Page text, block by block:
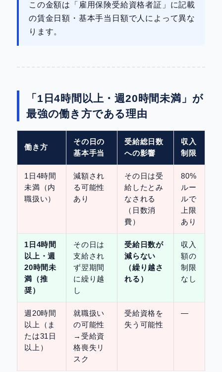
この金額は「雇用保険受給資格者証」に記載
の賃金日額・基本手当日額で人によって異な
ります。
「1日4時間以上・週20時間未満」が
最強の働き方である理由
働き方
その日の
基本手当
受給総日数
への影響
収入
制限
1日4時間
未満（内
職扱い）
減額され
る可能性
あり
その日は受
給したとみ
なされる
（日数消
費）
80%
ルー
ルで
上限
あり
1日4時間
以上・週
20時間未
満（推
奨）
その日は
支給され
ず翌期間
に繰り越
し
受給日数が
減らない
（繰り越さ
れる）
収入
額の
制限
なし
週20時間
以上（ま
たは31日
以上）
就職扱い
の可能性
→受給資
格喪失リ
スク
受給資格を
失う可能性
—